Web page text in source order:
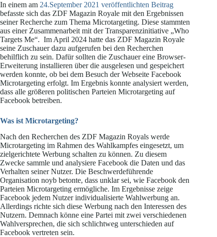
In einem am 24.September 2021 veröffentlichten Beitrag
befasste sich das ZDF Magazin Royale mit den Ergebnissen
seiner Recherche zum Thema Microtargeting. Diese stammten
aus einer Zusammenarbeit mit der Transparenzinitiative „Who
Targets Me“. Im April 2024 hatte das ZDF Magazin Royale
seine Zuschauer dazu aufgerufen bei den Recherchen
behilflich zu sein. Dafür sollten die Zuschauer eine Browser-
Erweiterung installieren über die ausgelesen und gespeichert
werden konnte, ob bei dem Besuch der Webseite Facebook
Microtargeting erfolgt. Im Ergebnis konnte analysiert werden,
dass alle größeren politischen Parteien Microtargeting auf
Facebook betreiben.
Was ist Microtargeting?
Nach den Recherchen des ZDF Magazin Royals werde
Microtargeting im Rahmen des Wahlkampfes eingesetzt, um
zielgerichtete Werbung schalten zu können. Zu diesem
Zwecke sammle und analysiere Facebook die Daten und das
Verhalten seiner Nutzer. Die Beschwerdeführende
Organisation noyb betonte, dass unklar sei, wie Facebook den
Parteien Microtargeting ermögliche. Im Ergebnisse zeige
Facebook jedem Nutzer individualisierte Wahlwerbung an.
Allerdings richte sich diese Werbung nach den Interessen des
Nutzern. Demnach könne eine Partei mit zwei verschiedenen
Wahlversprechen, die sich schlichtweg unterschieden auf
Facebook vertreten sein.